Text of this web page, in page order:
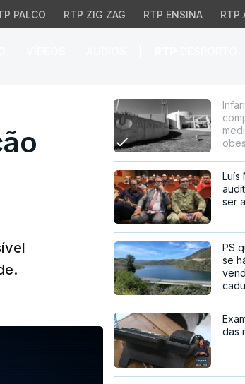
PALCO RTP ZIG ZAG RTP ENSINA RTP
de
Luís
ser
PS
se
das